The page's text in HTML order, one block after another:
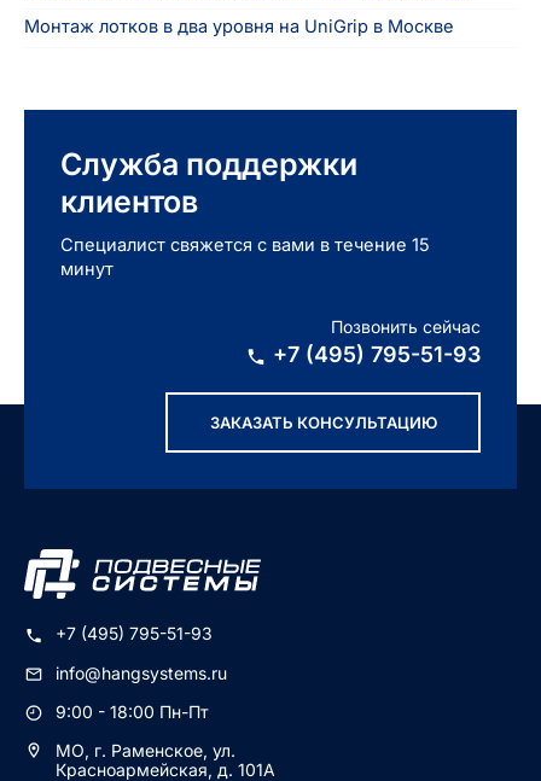
Монтаж лотков в два уровня на UniGrip в Москве
Служба поддержки
клиентов
Специалист свяжется с вами в течение 15
минут
Позвонить сейчас
+7 (495) 795-51-93
ЗАКАЗАТЬ КОНСУЛЬТАЦИЮ
+7 (495) 795-51-93
info@hangsystems.ru
9:00 - 18:00 Пн-Пт
МО, г. Раменское, ул.
Красноармейская, д. 101А